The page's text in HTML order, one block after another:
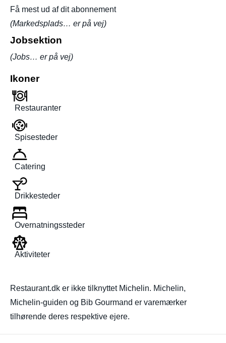
Få mest ud af dit abonnement
(Markedsplads… er på vej)
Jobsektion
(Jobs… er på vej)
Ikoner
Restauranter
Spisesteder
Catering
Drikkesteder
Overnatningssteder
Aktiviteter
Restaurant.dk er ikke tilknyttet Michelin. Michelin,
Michelin-guiden og Bib Gourmand er varemærker
tilhørende deres respektive ejere.